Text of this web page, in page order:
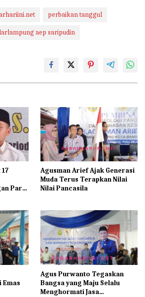
perbaikan tanggul
aep saripudin
Para
Agusman Arief Ajak Generasi
Muda Terus Terapkan Nilai
Nilai Pancasila
Emas
Agus Purwanto Tegaskan
Bangsa yang Maju Selalu
Menghormati Jasa